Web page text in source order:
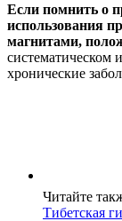
Если помнить о
использования
магнитами,
систематическом
хронические
Читайте
Тибетская